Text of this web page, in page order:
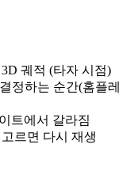
궤적 (타자 시점)
정하는 순간(홈플레
트에서 갈라짐
르면 다시 재생